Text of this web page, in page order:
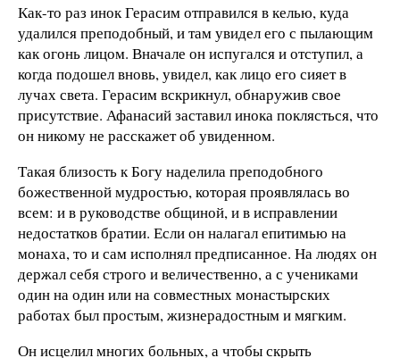
Как-то раз инок Герасим отправился в келью, куда
удалился преподобный, и там увидел его с пылающим
как огонь лицом. Вначале он испугался и отступил, а
когда подошел вновь, увидел, как лицо его сияет в
лучах света. Герасим вскрикнул, обнаружив свое
присутствие. Афанасий заставил инока поклясться, что
он никому не расскажет об увиденном.
Такая близость к Богу наделила преподобного
божественной мудростью, которая проявлялась во
всем: и в руководстве общиной, и в исправлении
недостатков братии. Если он налагал епитимью на
монаха, то и сам исполнял предписанное. На людях он
держал себя строго и величественно, а с учениками
один на один или на совместных монастырских
работах был простым, жизнерадостным и мягким.
Он исцелил многих больных, а чтобы скрыть